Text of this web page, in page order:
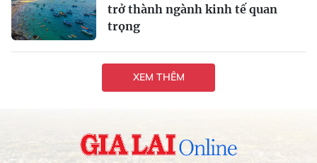
trở thành ngành kinh tế quan
trọng
XEM THÊM